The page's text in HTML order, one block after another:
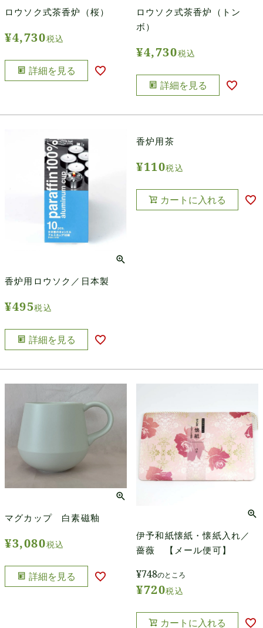
ロウソク式茶香炉（桜）
¥4,730税込
詳細を見る
ロウソク式茶香炉（トン
ボ）
¥4,730税込
詳細を見る
香炉用ロウソク／日本製
¥495税込
詳細を見る
香炉用茶
¥110税込
カートに入れる
マグカップ 白素磁釉
¥3,080税込
詳細を見る
伊予和紙懐紙・懐紙入れ／
薔薇 【メール便可】
¥748のところ
¥720税込
カートに入れる